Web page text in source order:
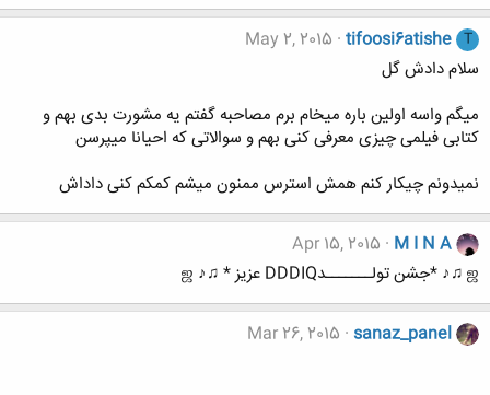
T
tifoosi6atishe
May 2, 2015
سلام دادش گل
میگم واسه اولین باره میخام برم مصاحبه گفتم یه مشورت بدی بهم و
کتابی فیلمی چیزی معرفی کنی بهم و سوالاتی که احیانا میپرسن
نمیدونم چیکار کنم همش استرس ممنون میشم کمکم کنی داداش
M I N A
Apr 15, 2015
ஜ ♫♪ *جشن تولـــــــدDDDIQ عزیز * ♫♪ ஜ
sanaz_panel
Mar 26, 2015